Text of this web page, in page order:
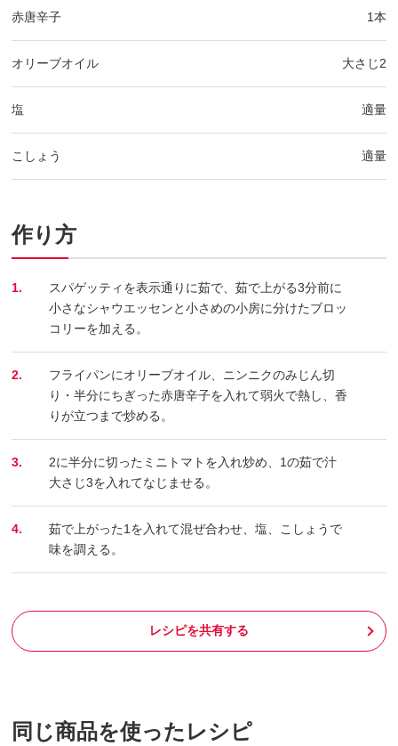
赤唐辛子 1本
オリーブオイル 大さじ2
塩 適量
こしょう 適量
作り方
1.
スパゲッティを表示通りに茹で、茹で上がる3分前に
小さなシャウエッセンと小さめの小房に分けたブロッ
コリーを加える。
2.
フライパンにオリーブオイル、ニンニクのみじん切
り・半分にちぎった赤唐辛子を入れて弱火で熱し、香
りが立つまで炒める。
3.
2に半分に切ったミニトマトを入れ炒め、1の茹で汁
大さじ3を入れてなじませる。
4.
茹で上がった1を入れて混ぜ合わせ、塩、こしょうで
味を調える。
レシピを共有する
同じ商品を使ったレシピ